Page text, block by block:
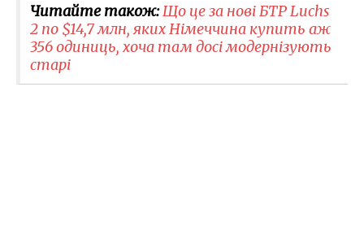
Читайте також:Що це за нові БТР Luchs
2 по $14,7 млн, яких Німеччина купить аж
356 одиниць, хоча там досі модернізують
старі